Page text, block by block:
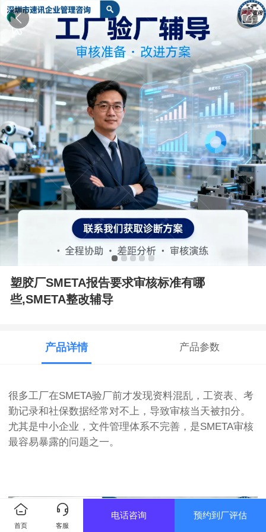
塑胶厂SMETA报告要求审核标准有哪
些,SMETA整改辅导
产品详情 产品参数
很多工厂在SMETA验厂前才发现资料混乱，工资表、考
勤记录和社保数据经常对不上，导致审核当天被扣分。
尤其是中小企业，文件管理体系不完善，是SMETA审核
最容易暴露的问题之一。
首页 客服
电话咨询 预约到厂评估